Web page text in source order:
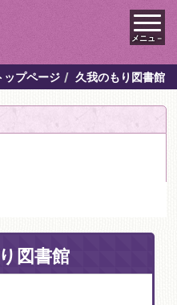
メニュ－
ップページ 久我のもり図書館
図書館